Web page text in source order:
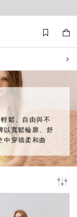
鬆、自由與不
以寬鬆輪廓、舒
中穿插柔和曲
圍繞紅絲絨蛋
集所有願意放慢